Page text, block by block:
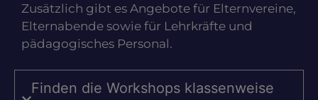
Zusätzlich gibt es Angebote für Elternvereine,
Elternabende sowie für Lehrkräfte und
pädagogisches Personal.
Finden die Workshops klassenweise